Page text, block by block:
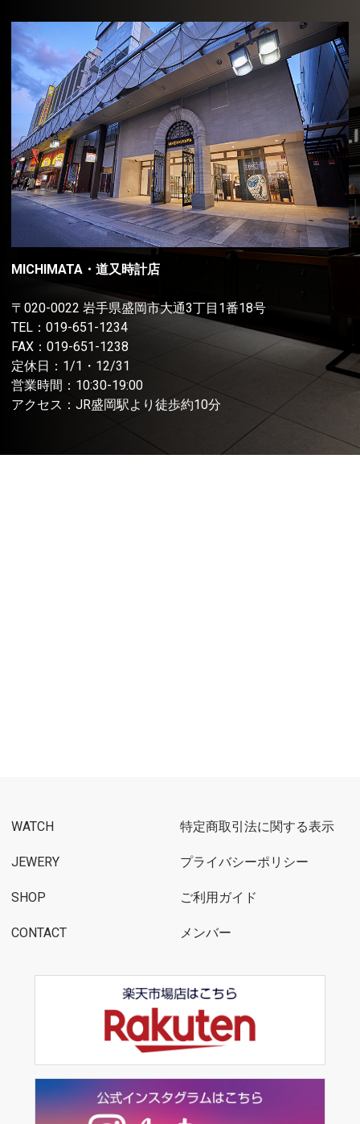
MICHIMATA・道又時計店
〒020-0022 岩手県盛岡市大通3丁目1番18号
TEL： 019-651-1234
FAX：019-651-1238
定休日：1/1・12/31
営業時間：10:30-19:00
アクセス：JR盛岡駅より徒歩約10分
WATCH
JEWERY
SHOP
CONTACT
特定商取引法に関する表示
プライバシーポリシー
ご利用ガイド
メンバー